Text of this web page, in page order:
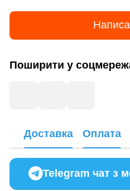
Поширити у
Доставка Оплата
Telegram чат з